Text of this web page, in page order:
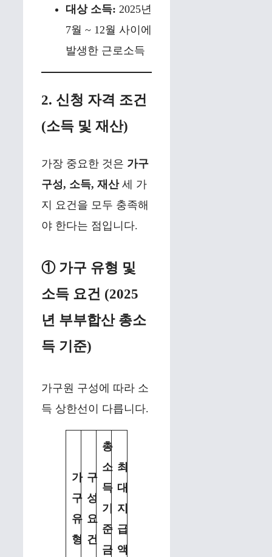
대상 소득: 2025년
7월 ~ 12월 사이에
발생한 근로소득
2. 신청 자격 조건
(소득 및 재산)
가장 중요한 것은 가구
구성, 소득, 재산세 가
지 요건을 모두 충족해
야 한다는 점입니다.
① 가구 유형 및
소득 요건 (2025
년 부부합산 총소
득 기준)
가구원 구성에 따라 소
득 상한선이 다릅니다.
가
구
유
형
구
성
요
건
총
소
득
기
준
금
최
대
지
급
액